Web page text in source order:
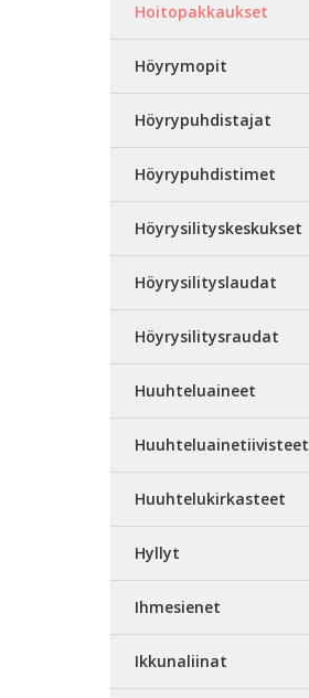
Hoitopakkaukset
Höyrymopit
Höyrypuhdistajat
Höyrypuhdistimet
Höyrysilityskeskukset
Höyrysilityslaudat
Höyrysilitysraudat
Huuhteluaineet
Huuhteluainetiivisteet
Huuhtelukirkasteet
Hyllyt
Ihmesienet
Ikkunaliinat